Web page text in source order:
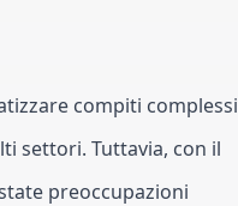
compiti complessi
settori. Tuttavia, con il
preoccupazioni